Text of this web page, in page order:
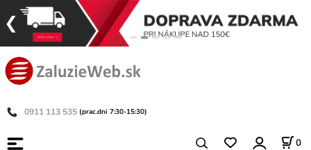
0911 113 535 (prac.dni 7:30-15:30)
0